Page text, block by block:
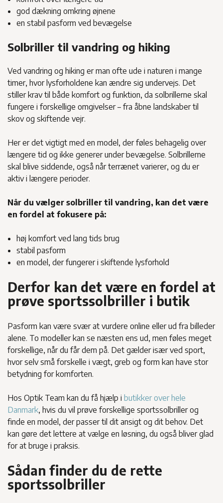
god dækning omkring øjnene
en stabil pasform ved bevægelse
Solbriller til vandring og hiking
Ved vandring og hiking er man ofte ude i naturen i mange
timer, hvor lysforholdene kan ændre sig undervejs. Det
stiller krav til både komfort og funktion, da solbrillerne skal
fungere i forskellige omgivelser – fra åbne landskaber til
skov og skiftende vejr.
Her er det vigtigt med en model, der føles behagelig over
længere tid og ikke generer under bevægelse. Solbrillerne
skal blive siddende, også når terrænet varierer, og du er
aktiv i længere perioder.
Når du vælger solbriller til vandring, kan det være
en fordel at fokusere på:
høj komfort ved lang tids brug
stabil pasform
en model, der fungerer i skiftende lysforhold
Derfor kan det være en fordel at
prøve sportssolbriller i butik
Pasform kan være svær at vurdere online eller ud fra billeder
alene. To modeller kan se næsten ens ud, men føles meget
forskellige, når du får dem på. Det gælder især ved sport,
hvor selv små forskelle i vægt, greb og form kan have stor
betydning for komforten.
Hos Optik Team kan du få hjælp i butikker over hele
Danmark, hvis du vil prøve forskellige sportssolbriller og
finde en model, der passer til dit ansigt og dit behov. Det
kan gøre det lettere at vælge en løsning, du også bliver glad
for at bruge i praksis.
Sådan finder du de rette
sportssolbriller